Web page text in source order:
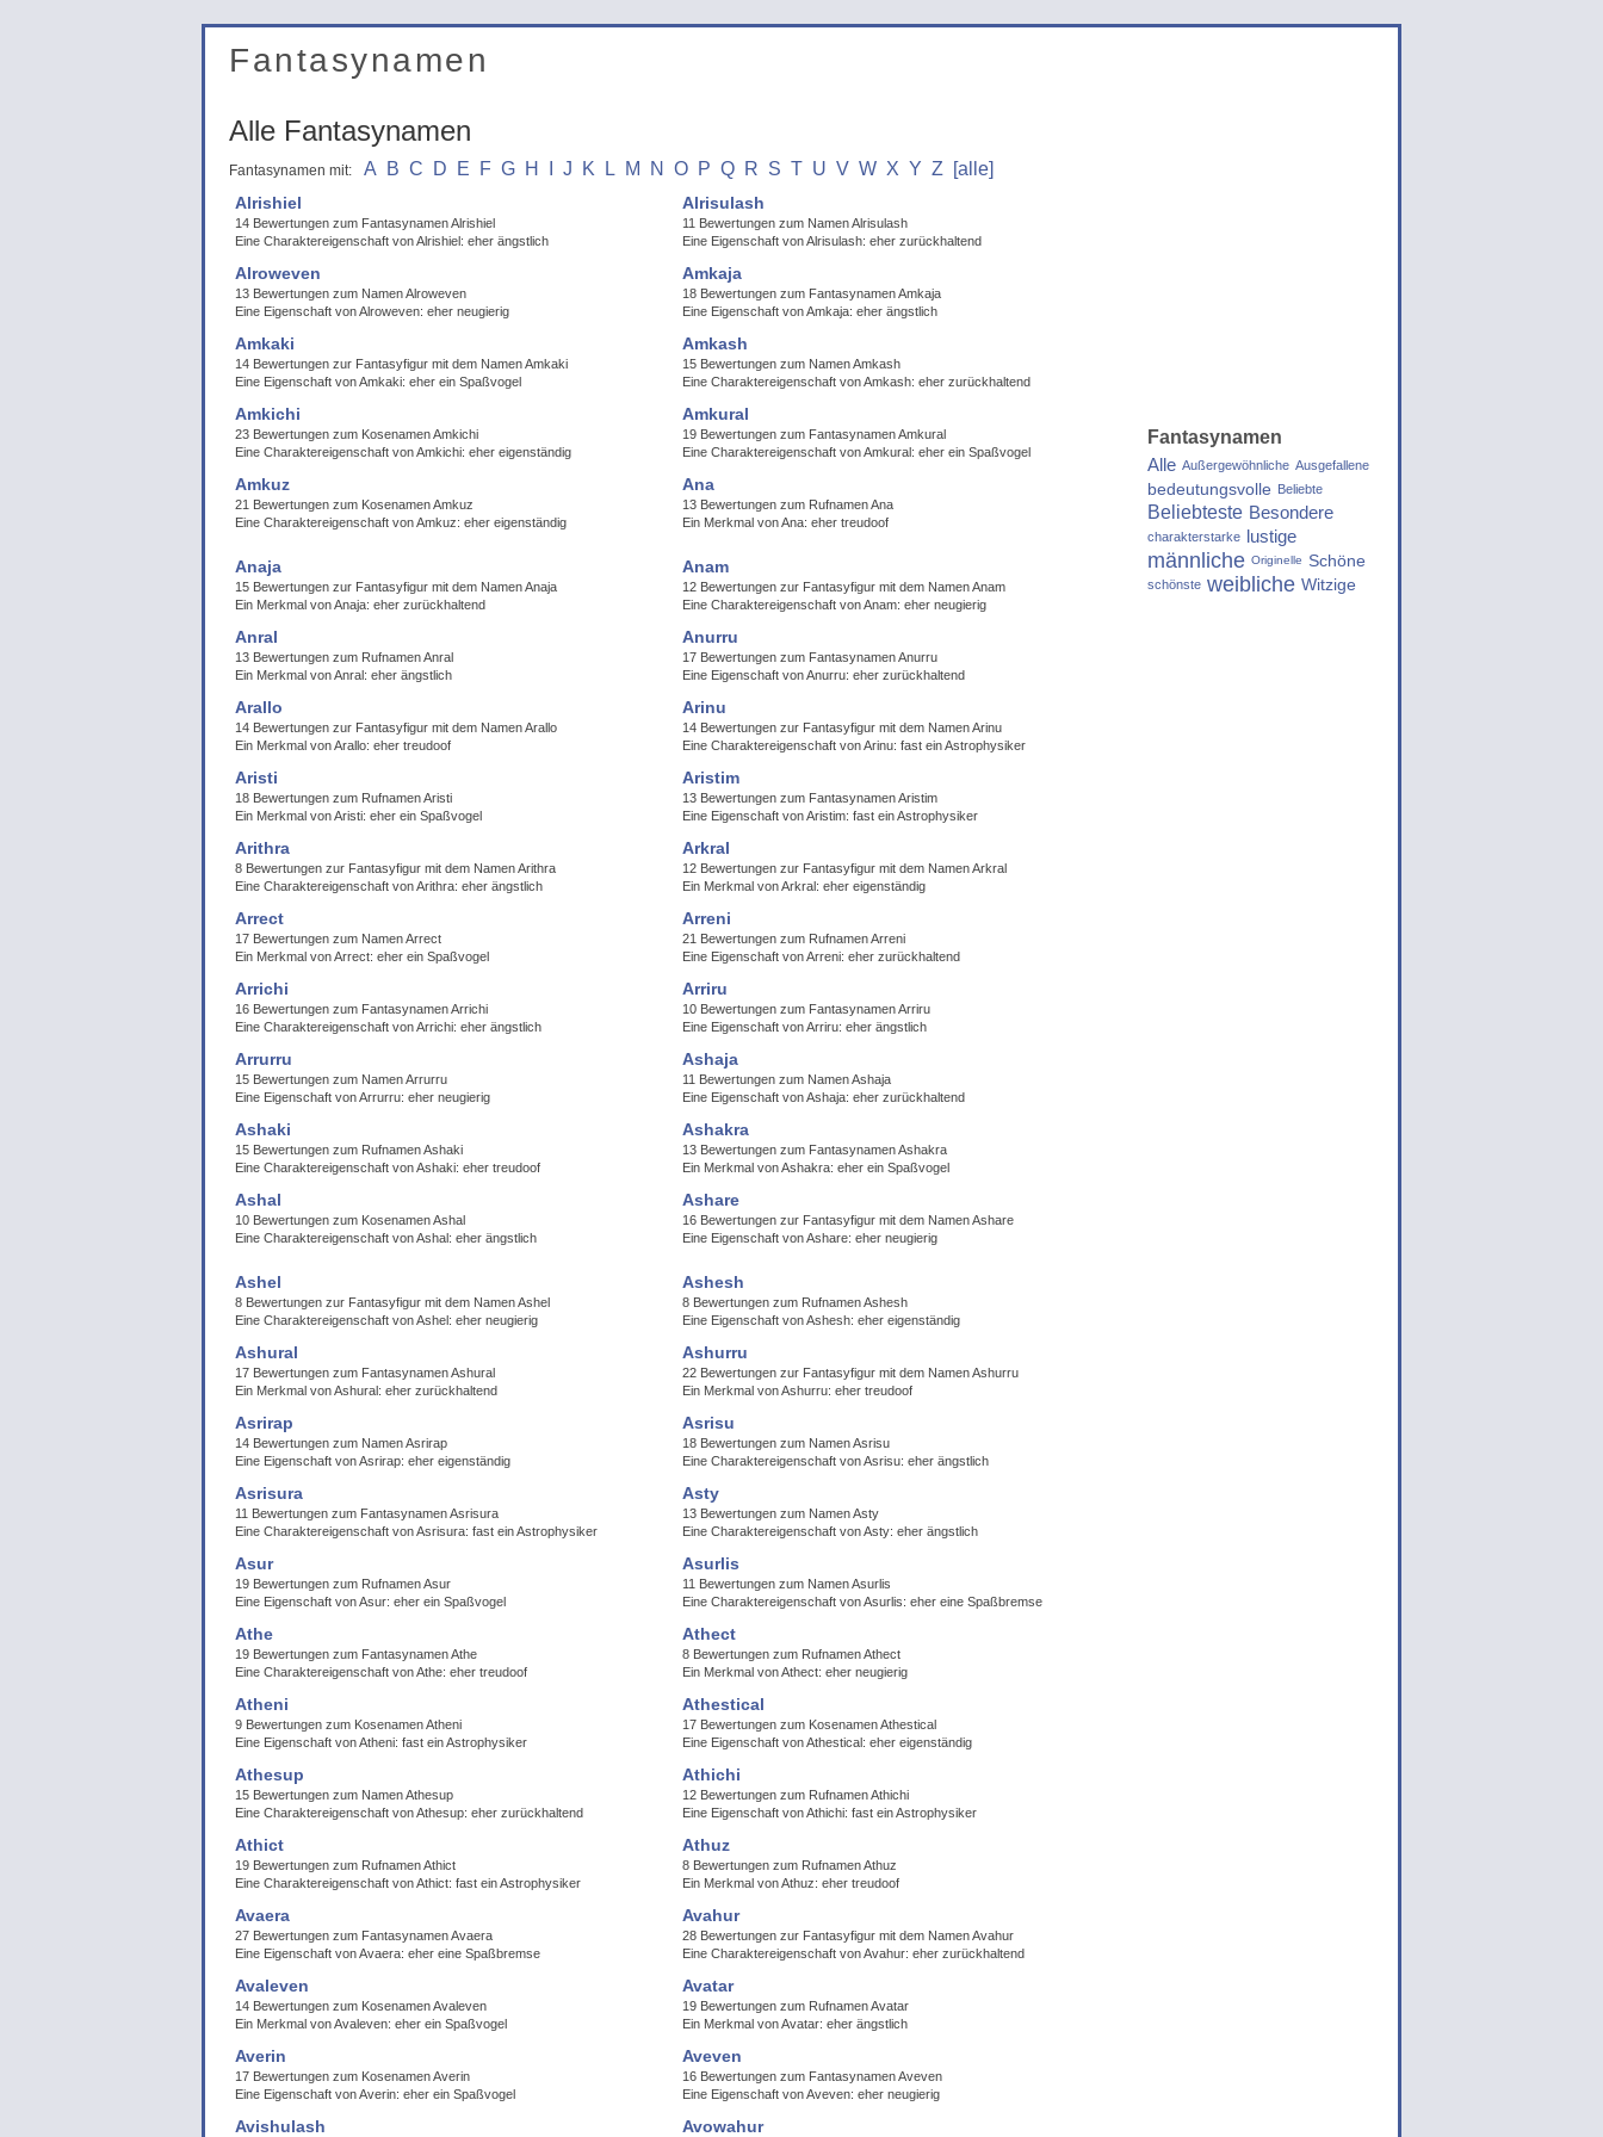
Fantasynamen
Alle Fantasynamen
Fantasynamen mit: A B C D E F G H J K L M N O P Q R S T U V W X Y Z [alle]
Alrishiel
14 Bewertungen zum Fantasynamen Alrishiel
Eine Charaktereigenschaft von Alrishiel: eher ängstlich
Alrisulash
11 Bewertungen zum Namen Alrisulash
Eine Eigenschaft von Alrisulash: eher zurückhaltend
Alroweven
13 Bewertungen zum Namen Alroweven
Eine Eigenschaft von Alroweven: eher neugierig
Amkaja
18 Bewertungen zum Fantasynamen Amkaja
Eine Eigenschaft von Amkaja: eher ängstlich
Amkaki
14 Bewertungen zur Fantasyfigur mit dem Namen Amkaki
Eine Eigenschaft von Amkaki: eher ein Spaßvogel
Amkash
15 Bewertungen zum Namen Amkash
Eine Charaktereigenschaft von Amkash: eher zurückhaltend
Amkichi
23 Bewertungen zum Kosenamen Amkichi
Eine Charaktereigenschaft von Amkichi: eher eigenständig
Amkural
19 Bewertungen zum Fantasynamen Amkural
Eine Charaktereigenschaft von Amkural: eher ein Spaßvogel
Amkuz
21 Bewertungen zum Kosenamen Amkuz
Eine Charaktereigenschaft von Amkuz: eher eigenständig
Ana
13 Bewertungen zum Rufnamen Ana
Ein Merkmal von Ana: eher treudoof
Anaja
15 Bewertungen zur Fantasyfigur mit dem Namen Anaja
Ein Merkmal von Anaja: eher zurückhaltend
Anam
12 Bewertungen zur Fantasyfigur mit dem Namen Anam
Eine Charaktereigenschaft von Anam: eher neugierig
Anral
13 Bewertungen zum Rufnamen Anral
Ein Merkmal von Anral: eher ängstlich
Anurru
17 Bewertungen zum Fantasynamen Anurru
Eine Eigenschaft von Anurru: eher zurückhaltend
Arallo
14 Bewertungen zur Fantasyfigur mit dem Namen Arallo
Ein Merkmal von Arallo: eher treudoof
Arinu
14 Bewertungen zur Fantasyfigur mit dem Namen Arinu
Eine Charaktereigenschaft von Arinu: fast ein Astrophysiker
Aristi
18 Bewertungen zum Rufnamen Aristi
Ein Merkmal von Aristi: eher ein Spaßvogel
Aristim
13 Bewertungen zum Fantasynamen Aristim
Eine Eigenschaft von Aristim: fast ein Astrophysiker
Arithra
8 Bewertungen zur Fantasyfigur mit dem Namen Arithra
Eine Charaktereigenschaft von Arithra: eher ängstlich
Arkral
12 Bewertungen zur Fantasyfigur mit dem Namen Arkral
Ein Merkmal von Arkral: eher eigenständig
Arrect
17 Bewertungen zum Namen Arrect
Ein Merkmal von Arrect: eher ein Spaßvogel
Arreni
21 Bewertungen zum Rufnamen Arreni
Eine Eigenschaft von Arreni: eher zurückhaltend
Arrichi
16 Bewertungen zum Fantasynamen Arrichi
Eine Charaktereigenschaft von Arrichi: eher ängstlich
Arriru
10 Bewertungen zum Fantasynamen Arriru
Eine Eigenschaft von Arriru: eher ängstlich
Arrurru
15 Bewertungen zum Namen Arrurru
Eine Eigenschaft von Arrurru: eher neugierig
Ashaja
11 Bewertungen zum Namen Ashaja
Eine Eigenschaft von Ashaja: eher zurückhaltend
Ashaki
15 Bewertungen zum Rufnamen Ashaki
Eine Charaktereigenschaft von Ashaki: eher treudoof
Ashakra
13 Bewertungen zum Fantasynamen Ashakra
Ein Merkmal von Ashakra: eher ein Spaßvogel
Ashal
10 Bewertungen zum Kosenamen Ashal
Eine Charaktereigenschaft von Ashal: eher ängstlich
Ashare
16 Bewertungen zur Fantasyfigur mit dem Namen Ashare
Eine Eigenschaft von Ashare: eher neugierig
Ashel
8 Bewertungen zur Fantasyfigur mit dem Namen Ashel
Eine Charaktereigenschaft von Ashel: eher neugierig
Ashesh
8 Bewertungen zum Rufnamen Ashesh
Eine Eigenschaft von Ashesh: eher eigenständig
Ashural
17 Bewertungen zum Fantasynamen Ashural
Ein Merkmal von Ashural: eher zurückhaltend
Ashurru
22 Bewertungen zur Fantasyfigur mit dem Namen Ashurru
Ein Merkmal von Ashurru: eher treudoof
Asrirap
14 Bewertungen zum Namen Asrirap
Eine Eigenschaft von Asrirap: eher eigenständig
Asrisu
18 Bewertungen zum Namen Asrisu
Eine Charaktereigenschaft von Asrisu: eher ängstlich
Asrisura
11 Bewertungen zum Fantasynamen Asrisura
Eine Charaktereigenschaft von Asrisura: fast ein Astrophysiker
Asty
13 Bewertungen zum Namen Asty
Eine Charaktereigenschaft von Asty: eher ängstlich
Asur
19 Bewertungen zum Rufnamen Asur
Eine Eigenschaft von Asur: eher ein Spaßvogel
Asurlis
11 Bewertungen zum Namen Asurlis
Eine Charaktereigenschaft von Asurlis: eher eine Spaßbremse
Athe
19 Bewertungen zum Fantasynamen Athe
Eine Charaktereigenschaft von Athe: eher treudoof
Athect
8 Bewertungen zum Rufnamen Athect
Ein Merkmal von Athect: eher neugierig
Atheni
9 Bewertungen zum Kosenamen Atheni
Eine Eigenschaft von Atheni: fast ein Astrophysiker
Athestical
17 Bewertungen zum Kosenamen Athestical
Eine Eigenschaft von Athestical: eher eigenständig
Athesup
15 Bewertungen zum Namen Athesup
Eine Charaktereigenschaft von Athesup: eher zurückhaltend
Athichi
12 Bewertungen zum Rufnamen Athichi
Eine Eigenschaft von Athichi: fast ein Astrophysiker
Athict
19 Bewertungen zum Rufnamen Athict
Eine Charaktereigenschaft von Athict: fast ein Astrophysiker
Athuz
8 Bewertungen zum Rufnamen Athuz
Ein Merkmal von Athuz: eher treudoof
Avaera
27 Bewertungen zum Fantasynamen Avaera
Eine Eigenschaft von Avaera: eher eine Spaßbremse
Avahur
28 Bewertungen zur Fantasyfigur mit dem Namen Avahur
Eine Charaktereigenschaft von Avahur: eher zurückhaltend
Avaleven
14 Bewertungen zum Kosenamen Avaleven
Ein Merkmal von Avaleven: eher ein Spaßvogel
Avatar
19 Bewertungen zum Rufnamen Avatar
Ein Merkmal von Avatar: eher ängstlich
Averin
17 Bewertungen zum Kosenamen Averin
Eine Eigenschaft von Averin: eher ein Spaßvogel
Aveven
16 Bewertungen zum Fantasynamen Aveven
Eine Eigenschaft von Aveven: eher neugierig
Avishulash Avowahur
Fantasynamen
Alle Außergewöhnliche Ausgefallene
bedeutungsvolle Beliebte
Beliebteste Besondere
charakterstarke lustige
männliche Originelle Schöne
schönste weibliche Witzige